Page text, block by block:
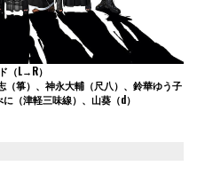
（L→R）
箏）、神永大輔（尺八）、鈴華ゆう子
（津軽三味線）、山葵（d）